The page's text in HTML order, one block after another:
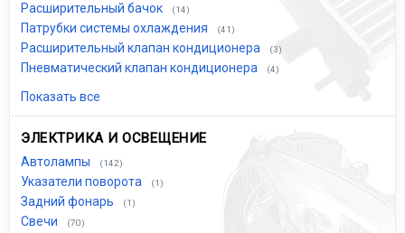
Расширительный бачок (14)
Патрубки системы охлаждения (41)
Расширительный клапан кондиционера (3)
Пневматический клапан кондиционера (4)
Показать все
ЭЛЕКТРИКА И ОСВЕЩЕНИЕ
Автолампы (142)
Указатели поворота (1)
Задний фонарь (1)
Свечи (70)